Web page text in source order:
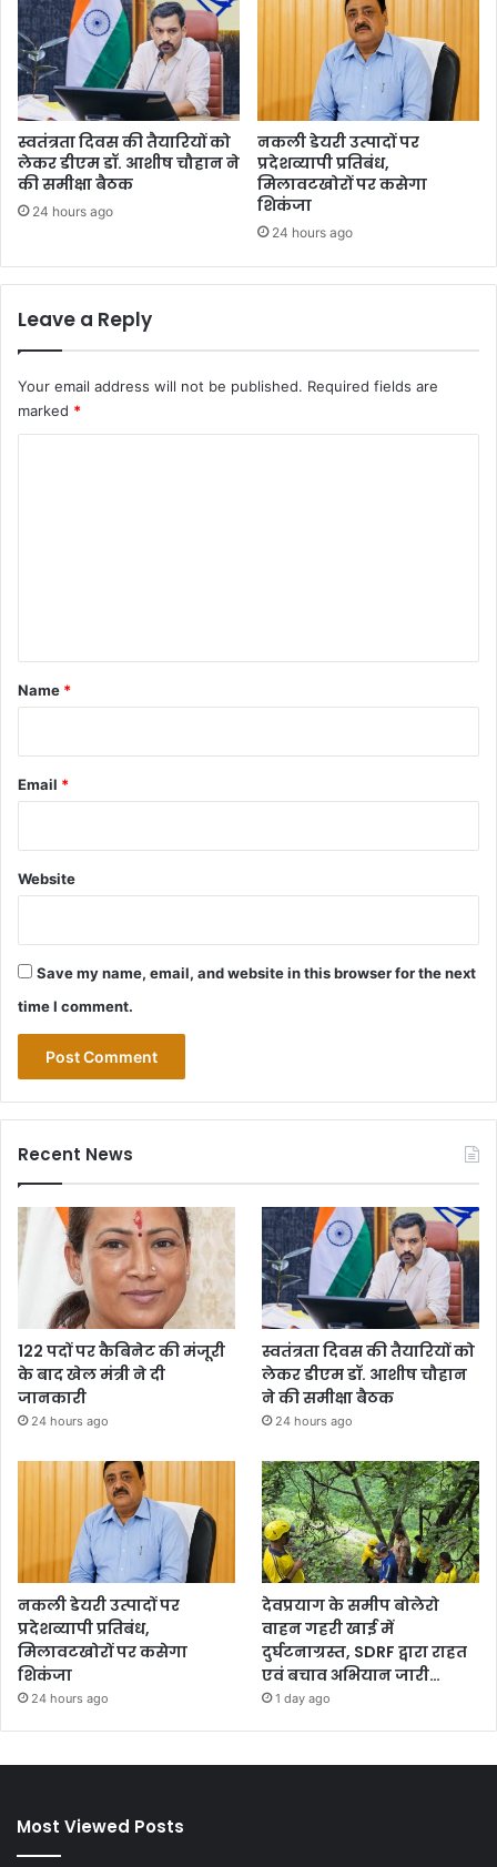
स्वतंत्रता दिवस की तैयारियों को
लेकर डीएम डॉ. आशीष चौहान ने
की समीक्षा बैठक
24 hours ago
नकली डेयरी उत्पादों पर
प्रदेशव्यापी प्रतिबंध,
मिलावटखोरों पर कसेगा
शिकंजा
24 hours ago
Leave a Reply
Your email address will not be published. Required fields are
marked *
*
Name *
Email *
Website
Save my name, email, and website in this browser for the next
time I comment.
Recent News
122 पदों पर कैबिनेट की मंजूरी
के बाद खेल मंत्री ने दी
जानकारी
24 hours ago
स्वतंत्रता दिवस की तैयारियों को
लेकर डीएम डॉ. आशीष चौहान
ने की समीक्षा बैठक
24 hours ago
नकली डेयरी उत्पादों पर
प्रदेशव्यापी प्रतिबंध,
मिलावटखोरों पर कसेगा
शिकंजा
24 hours ago
देवप्रयाग के समीप बोलेरो
वाहन गहरी खाई में
दुर्घटनाग्रस्त, SDRF द्वारा राहत
एवं बचाव अभियान जारी…
1 day ago
Most Viewed Posts